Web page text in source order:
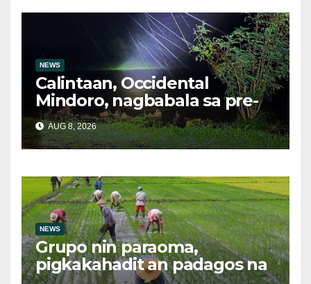
NEWS
Calintaan, Occidental
Mindoro, nagbabala sa pre-
evacuation dahil sa malakas
na ulan
AUG 8, 2026
NEWS
Grupo nin paraoma,
pigkakahadit an padagos na